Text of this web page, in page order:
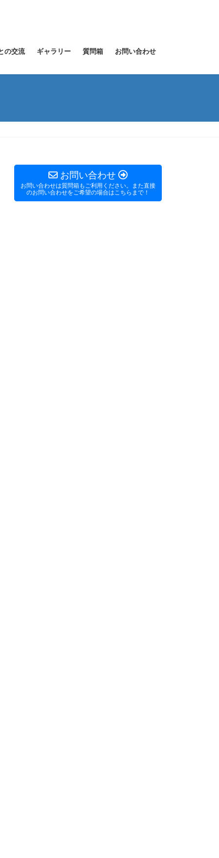
の交流 ギャラリー 質問箱 お問い合わせ
お問い合わせ
お問い合わせは質問箱もご利用ください。また直接
のお問い合わせをご希望の場合はこちらまで！